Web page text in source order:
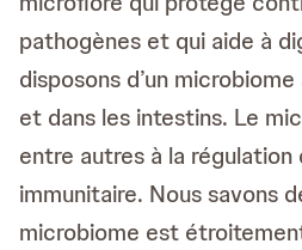
pathogènes et qui aide à
disposons d’un
et dans les intestins. Le
entre autres à la
immunitaire. Nous savons
microbiome est